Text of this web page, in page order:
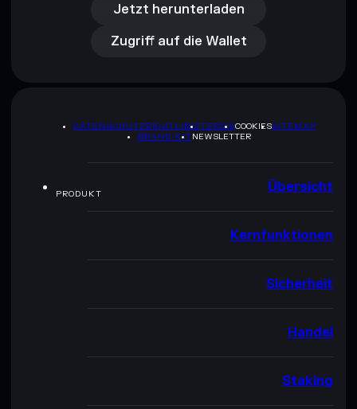
Jetzt herunterladen
Zugriff auf die Wallet
Zugriff auf die Wallet
DATENSCHUTZRICHTLINIETERMSCOOKIESSITEMAP
BRAND-KITNEWSLETTER
PRODUKT Übersicht
Kernfunktionen
Sicherheit
Handel
Staking